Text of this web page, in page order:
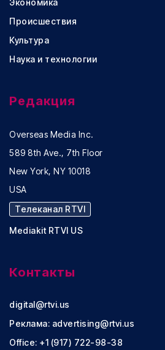
Экономика
Происшествия
Культура
Наука и технологии
Редакция
Overseas Media Inc.
589 8th Ave., 7th Floor
New York, NY 10018
USA
Телеканал RTVI
Mediakit RTVI US
Контакты
digital@rtvi.us
Реклама: advertising@rtvi.us
Office: +1 (917) 722-98-38